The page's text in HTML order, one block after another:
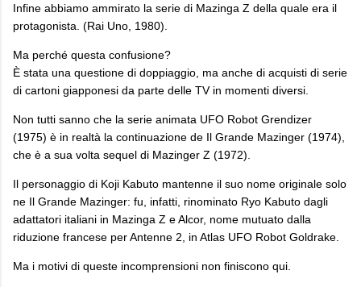
Infine abbiamo ammirato la serie di Mazinga Z della quale era il
protagonista. (Rai Uno, 1980).
Ma perché questa confusione?
È stata una questione di doppiaggio, ma anche di acquisti di serie
di cartoni giapponesi da parte delle TV in momenti diversi.
Non tutti sanno che la serie animata UFO Robot Grendizer
(1975) è in realtà la continuazione de Il Grande Mazinger (1974),
che è a sua volta sequel di Mazinger Z (1972).
Il personaggio di Koji Kabuto mantenne il suo nome originale solo
ne Il Grande Mazinger: fu, infatti, rinominato Ryo Kabuto dagli
adattatori italiani in Mazinga Z e Alcor, nome mutuato dalla
riduzione francese per Antenne 2, in Atlas UFO Robot Goldrake.
Ma i motivi di queste incomprensioni non finiscono qui.